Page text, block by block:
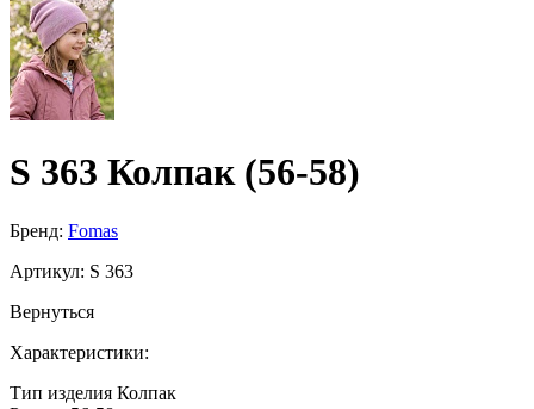
S 363 Колпак (56-58)
Бренд: Fomas
Артикул: S 363
Вернуться
Характеристики:
Тип изделия Колпак